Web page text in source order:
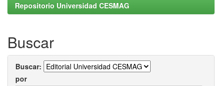
Repositorio Universidad CESMAG
Buscar
Buscar:
por